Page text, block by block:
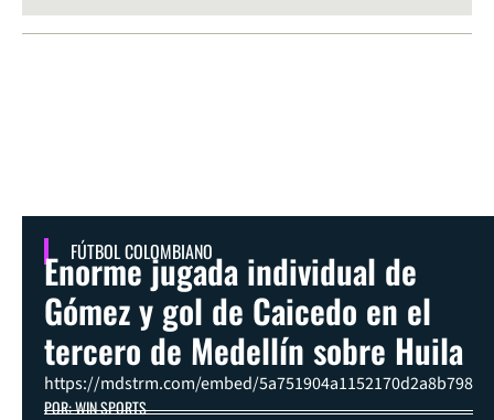
FÚTBOL COLOMBIANO
Enorme jugada individual de
Gómez y gol de Caicedo en el
tercero de Medellín sobre Huila
https://mdstrm.com/embed/5a751904a1152170d2a8b798
POR: WIN SPORTS